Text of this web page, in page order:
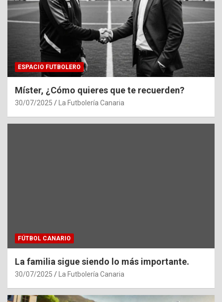
ESPACIO FUTBOLERO
Míster, ¿Cómo quieres que te recuerden?
30/07/2025 La Futbolería Canaria
FÚTBOL CANARIO
La familia sigue siendo lo más importante.
30/07/2025 La Futbolería Canaria